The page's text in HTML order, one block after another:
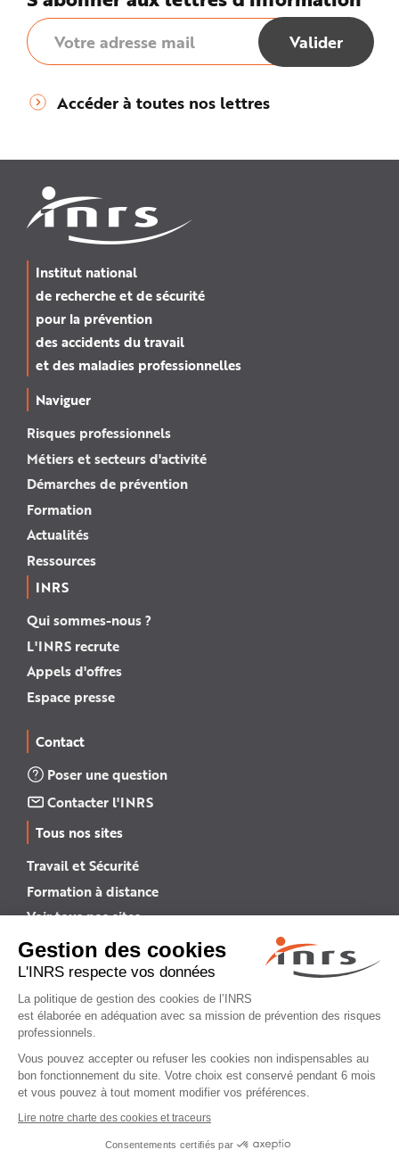
Accéder à toutes nos lettres
Institut national
de recherche et de sécurité
pour la prévention
des accidents du travail
et des maladies professionnelles
Naviguer
Risques professionnels
Métiers et secteurs d'activité
Démarches de prévention
Formation
Actualités
Ressources
INRS
Qui sommes-nous ?
L'INRS recrute
Appels d'offres
Espace presse
Contact
Poser une question
Contacter l'INRS
Tous nos sites
Travail et Sécurité
Formation à distance
Voir tous nos sites →
INRS English
INRS (english version)
Plan du site
Mentions légales
Politique de confidentialité